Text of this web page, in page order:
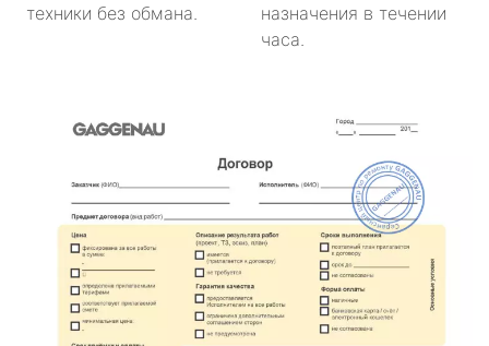
техники без обмана.
назначения в течении
часа.